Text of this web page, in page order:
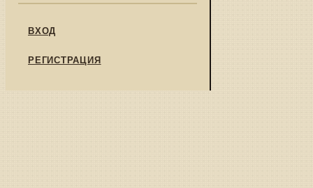
ВХОД
РЕГИСТРАЦИЯ